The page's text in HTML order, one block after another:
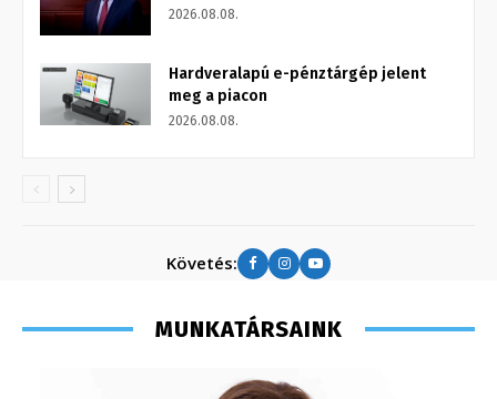
2026.08.08.
Hardveralapú e-pénztárgép jelent
meg a piacon
2026.08.08.
Követés:
MUNKATÁRSAINK